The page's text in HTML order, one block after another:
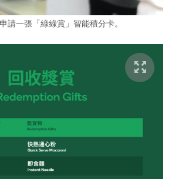
請一張「綠綠賞」智能積分卡。